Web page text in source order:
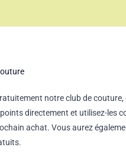
notre club de couture,
directement et utilisez-les
achat. Vous aurez